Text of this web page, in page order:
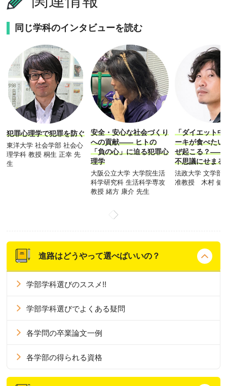
同じ学科のインタビューを読む
犯罪心理学で犯罪を防ぐ
東洋大学 社会学部 社会心
理学科 教授 桐生 正幸 先
生
安全・安心な社会づくり
への貢献―― ヒトの
「負の心」に迫る犯罪心
理学
大阪公立大学 大学院生活
科学研究科 生活科学専攻
教授 緒方 康介 先生
「ダイエット中
ーキが食べたい
ぜ起こる？――
不思議にせまる
法政大学 文学部
准教授 木村 健
進路はどうやって選べばいいの？
学部学科選びのススメ!!
学部学科選びでよくある疑問
各学問の卒業論文一例
各学部の得られる資格